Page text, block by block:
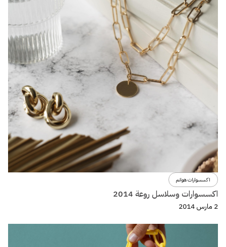
اكسسوارات هوانم
اكسسوارات وسلاسل روعة 2014
2 مارس 2014